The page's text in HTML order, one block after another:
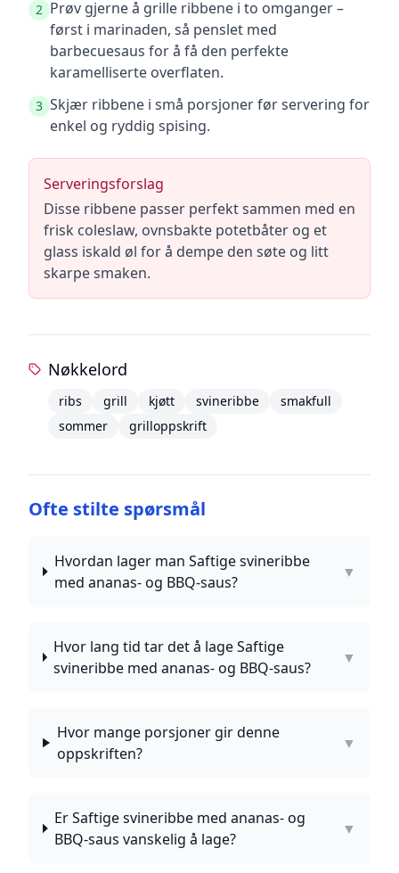
2 Prøv gjerne å grille ribbene i to omganger –
først i marinaden, så penslet med
barbecuesaus for å få den perfekte
karamelliserte overflaten.
3 Skjær ribbene i små porsjoner før servering for
enkel og ryddig spising.
Serveringsforslag
Disse ribbene passer perfekt sammen med en
frisk coleslaw, ovnsbakte potetbåter og et
glass iskald øl for å dempe den søte og litt
skarpe smaken.
Nøkkelord
ribs grill kjøtt svineribbe
smakfull
sommer
grilloppskrift
Ofte stilte spørsmål
Hvordan lager man Saftige svineribbe
med ananas- og BBQ-saus?
▼
Hvor lang tid tar det å lage Saftige
svineribbe med ananas- og BBQ-saus?
▼
Hvor mange porsjoner gir denne
oppskriften?
▼
Er Saftige svineribbe med ananas- og
BBQ-saus vanskelig å lage?
▼